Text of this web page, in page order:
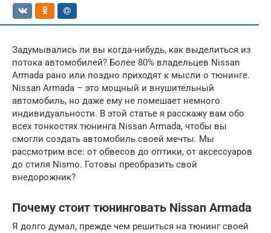
Задумывались ли вы когда-нибудь, как выделиться из
потока автомобилей? Более 80% владельцев Nissan
Armada рано или поздно приходят к мысли о тюнинге.
Nissan Armada – это мощный и внушительный
автомобиль, но даже ему не помешает немного
индивидуальности. В этой статье я расскажу вам обо
всех тонкостях тюнинга Nissan Armada, чтобы вы
смогли создать автомобиль своей мечты. Мы
рассмотрим все: от обвесов до оптики, от аксессуаров
до стиля Nismo. Готовы преобразить свой
внедорожник?
Почему стоит тюнинговать Nissan Armada
Я долго думал, прежде чем решиться на тюнинг своей